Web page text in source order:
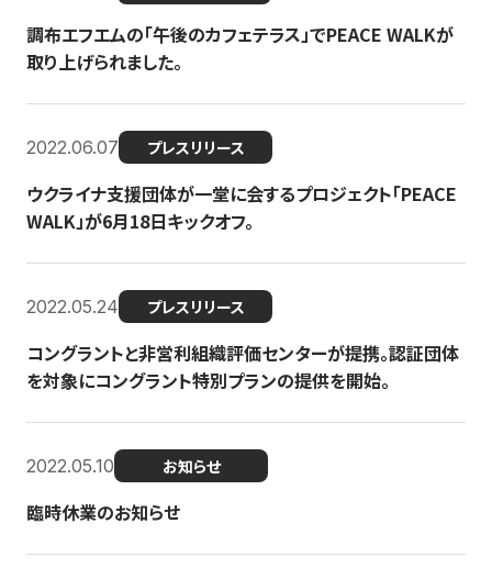
調布エフエムの「午後のカフェテラス」でPEACE WALKが
取り上げられました。
2022.06.07 プレスリリース
ウクライナ支援団体が一堂に会するプロジェクト「PEACE
WALK」が6月18日キックオフ。
2022.05.24 プレスリリース
コングラントと非営利組織評価センターが提携。認証団体
を対象にコングラント特別プランの提供を開始。
2022.05.10 お知らせ
臨時休業のお知らせ